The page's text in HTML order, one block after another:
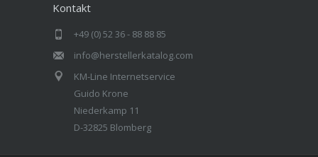
Kontakt
+49 (0) 52 36 - 88 88 85
info@herstellerkatalog.com
KM-Line Internetservice
Guido Krone
Niederkamp 11
D-32825 Blomberg